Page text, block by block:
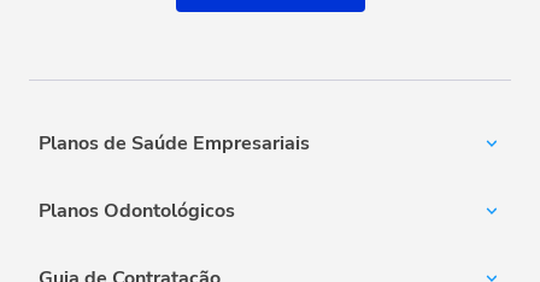
Planos de Saúde Empresariais
Unimed Empresarial
Planos Odontológicos